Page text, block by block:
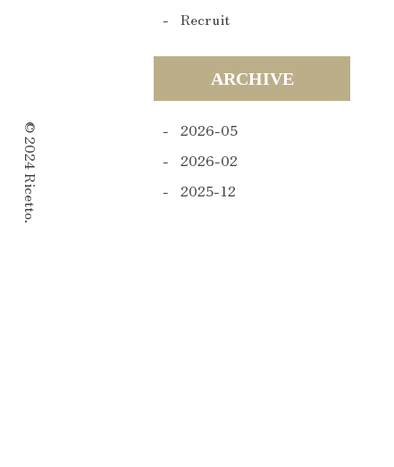
© 2024 Ricetto.
Recruit
ARCHIVE
2026-05
2026-02
2025-12